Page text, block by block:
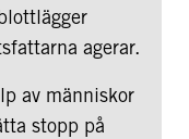
agerar.
av människor
stopp på